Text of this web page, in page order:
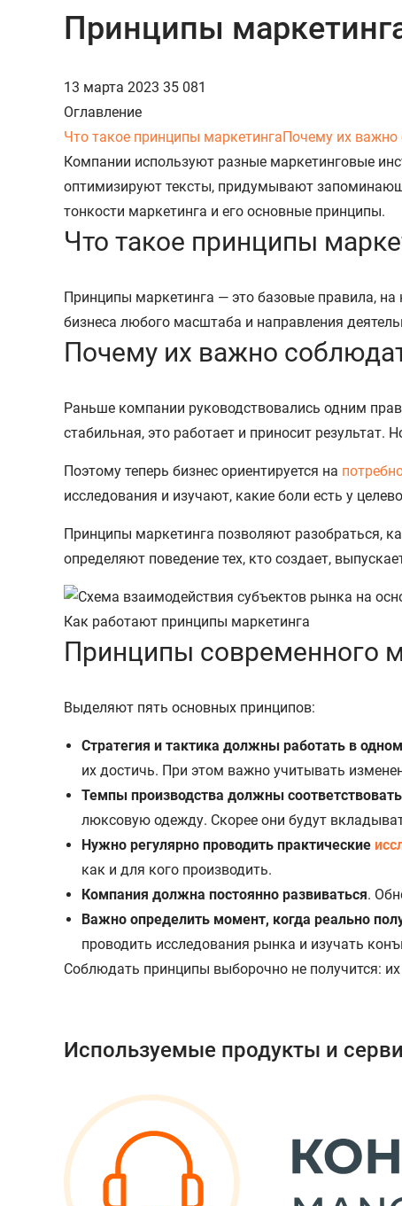
Принципы
13 марта 2023 35 081
Оглавление
Что такое принципы маркетингаПочему их важно
Компании используют разные маркетинговые
оптимизируют тексты, придумывают
тонкости маркетинга и его основные принципы.
Что такое принципы
Принципы маркетинга — это базовые правила,
бизнеса любого масштаба и направления
Почему их важно
Раньше компании руководствовались одним
стабильная, это работает и приносит результат.
Поэтому теперь бизнес ориентируется на
исследования и изучают, какие боли есть у
Принципы маркетинга позволяют разобраться,
определяют поведение тех, кто создает,
Как работают принципы маркетинга
Принципы современного
Выделяют пять основных принципов:
Стратегия и тактика должны работать в
их достичь. При этом важно учитывать
Темпы производства должны
люксовую одежду. Скорее они будут
Нужно регулярно проводить практические
как и для кого производить.
Компания должна постоянно развиваться.
Важно определить момент, когда реально
проводить исследования рынка и изучать
Соблюдать принципы выборочно не получится:
Используемые продукты и